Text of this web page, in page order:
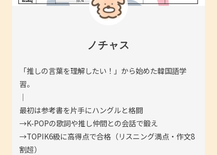
ノチャス
「推しの言葉を理解したい！」から始めた韓国語学
習。
｜
最初は参考書を片手にハングルと格闘
→K-POPの歌詞や推し仲間との会話で鍛え
→TOPIK6級に高得点で合格（リスニング満点・作文8
割超）